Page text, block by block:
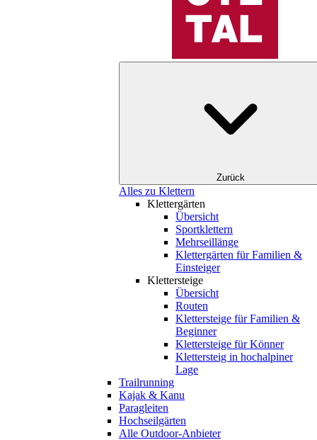
Zurück
Alles zu Klettern
Klettergärten
Übersicht
Sportklettern
Mehrseillänge
Klettergärten für Familien &
Einsteiger
Klettersteige
Übersicht
Routen
Klettersteige für Familien &
Beginner
Klettersteige für Könner
Klettersteig in hochalpiner
Lage
Trailrunning
Kajak & Kanu
Paragleiten
Hochseilgärten
Alle Outdoor-Anbieter